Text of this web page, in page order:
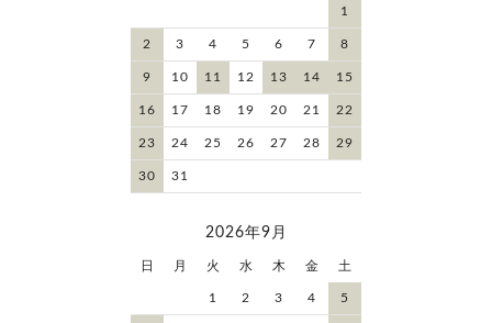
1
2 3 4 5 6 7 8
9 10 11 12 13 14 15
16 17 18 19 20 21 22
23 24 25 26 27 28 29
30 31
2026年9月
日 月 火 水 木 金 土
1 2 3 4 5